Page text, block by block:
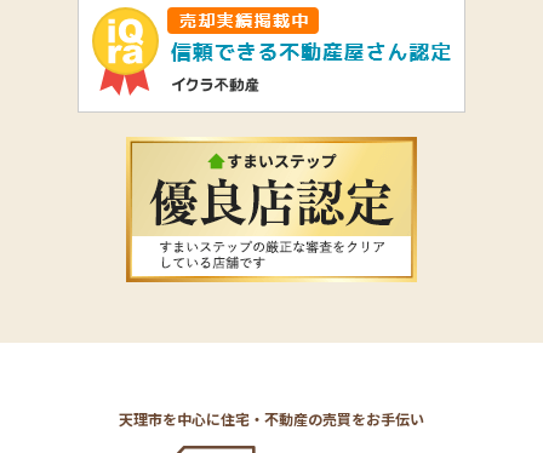
天理市を中心に住宅・不動産の売買をお手伝い